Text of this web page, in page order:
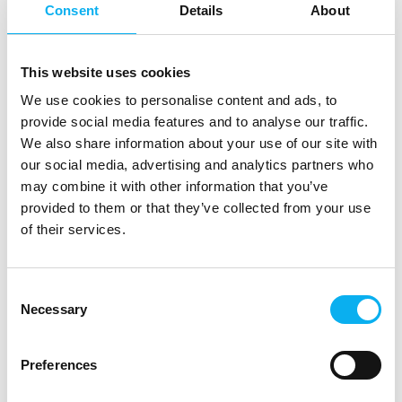
Consent Details About
This website uses cookies
We use cookies to personalise content and ads, to
provide social media features and to analyse our traffic.
We also share information about your use of our site with
our social media, advertising and analytics partners who
may combine it with other information that you’ve
provided to them or that they’ve collected from your use
of their services.
Selection
Necessary
Preferences
mange flere
12 opslag
seneste fra 8. juli 2026
Direkte
personer
Hamso Engineering ApS
løsninger. Vi har udviklet et innovativt
system til at drive haptisk feedback.
haptisk feedback og lyd, og dækker både
mekanisk, elektrisk og software integration.